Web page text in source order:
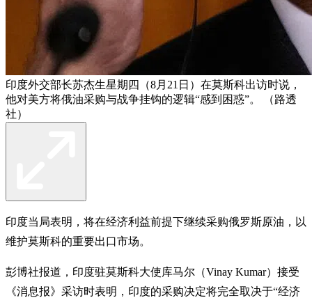
印度外交部长苏杰生星期四（8月21日）在莫斯科出访时说，
他对美方将俄油采购与战争挂钩的逻辑“感到困惑”。 （路透
社）
印度当局表明，将在经济利益前提下继续采购俄罗斯原油，以
维护莫斯科的重要出口市场。
彭博社报道，印度驻莫斯科大使库马尔（Vinay Kumar）接受
《消息报》采访时表明，印度的采购决定将完全取决于“经济